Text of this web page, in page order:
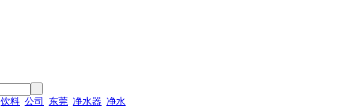
饮料 公司 东莞 净水器 净水